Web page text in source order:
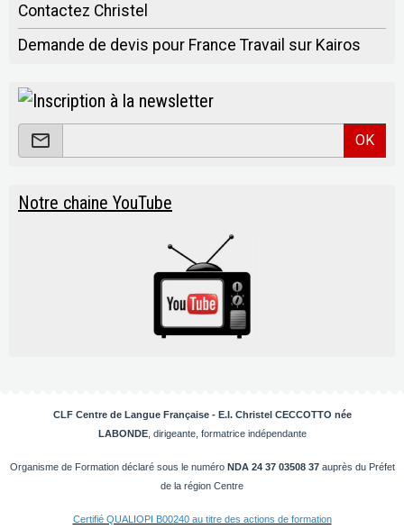
Contactez Christel
Demande de devis pour France Travail sur Kairos
OK
Notre chaine YouTube
CLF Centre de Langue Française - E.I. Christel CECCOTTO née
LABONDE, dirigeante, formatrice indépendante
Organisme de Formation déclaré sous le numéro NDA 24 37 03508 37 auprès du Préfet
de la région Centre
Certifié QUALIOPI B00240 au titre des actions de formation